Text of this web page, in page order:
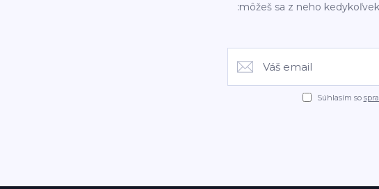
:môžeš sa z neho
Súhlasím so